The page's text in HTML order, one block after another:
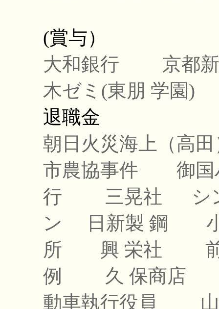
(賞与）
大和銀行
京都
木ゼミ(東朋 学園)
退職金
朝日火災海上（高田
市農協事件
御
行
三晃社
シ
ン
日新製 鋼
所
興 栄社
例
久 保商店
動車執行役員